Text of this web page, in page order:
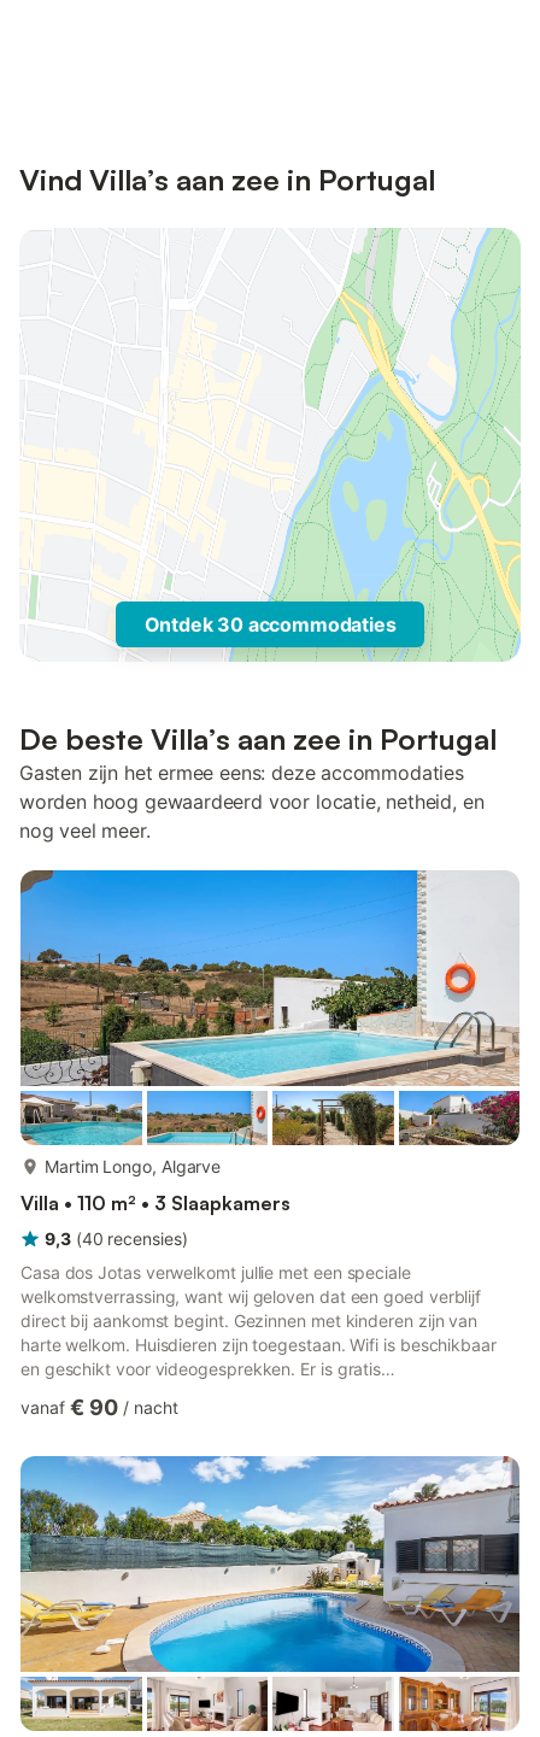
Vind Villa’s aan zee in Portugal
Ontdek 30 accommodaties
De beste Villa’s aan zee in Portugal
Gasten zijn het ermee eens: deze accommodaties
worden hoog gewaardeerd voor locatie, netheid, en
nog veel meer.
Martim Longo, Algarve
Villa • 110 m² • 3 Slaapkamers
9,3 (40 recensies)
Casa dos Jotas verwelkomt jullie met een speciale
welkomstverrassing, want wij geloven dat een goed verblijf
direct bij aankomst begint. Gezinnen met kinderen zijn van
harte welkom. Huisdieren zijn toegestaan. Wifi is beschikbaar
en geschikt voor videogesprekken. Er is gratis
zijn drempelvrij.
vanaf € 90 / nacht